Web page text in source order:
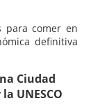
para comer en
definitiva
Ciudad
UNESCO